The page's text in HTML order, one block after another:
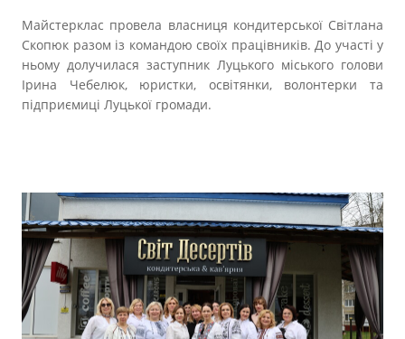
Майстерклас провела власниця кондитерської Світлана
Скопюк разом із командою своїх працівників. До участі у
ньому долучилася заступник Луцького міського голови
Ірина Чебелюк, юристки, освітянки, волонтерки та
підприємиці Луцької громади.